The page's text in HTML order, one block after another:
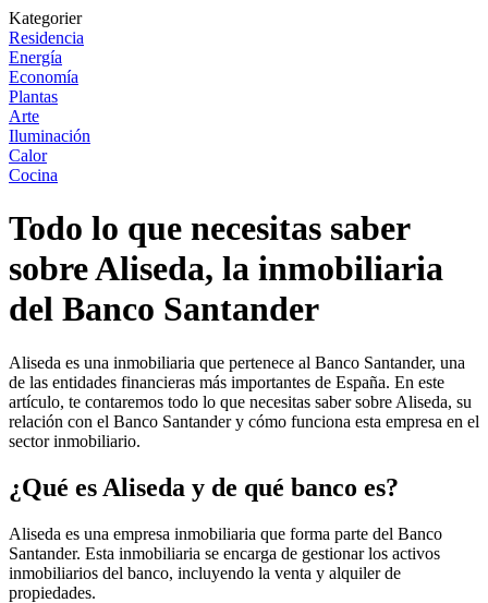
Kategorier
Residencia
Energía
Economía
Plantas
Arte
Iluminación
Calor
Cocina
Todo lo que necesitas saber
sobre Aliseda, la inmobiliaria
del Banco Santander
Aliseda es una inmobiliaria que pertenece al Banco Santander, una
de las entidades financieras más importantes de España. En este
artículo, te contaremos todo lo que necesitas saber sobre Aliseda, su
relación con el Banco Santander y cómo funciona esta empresa en el
sector inmobiliario.
¿Qué es Aliseda y de qué banco es?
Aliseda es una empresa inmobiliaria que forma parte del Banco
Santander. Esta inmobiliaria se encarga de gestionar los activos
inmobiliarios del banco, incluyendo la venta y alquiler de
propiedades.